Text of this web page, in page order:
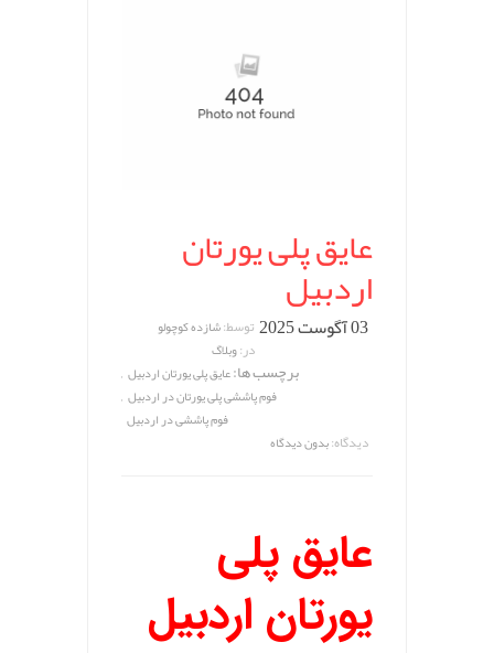
عایق پلی یورتان
اردبیل
03 آگوست 2025 توسط:شازده کوچولو
در:وبلاگ
برچسب ها:عایق پلی یورتان اردبیل ,
فوم پاششی پلی یورتان در اردبیل ,
فوم پاششی در اردبیل
دیدگاه:بدون دیدگاه
عایق پلی
یورتان اردبیل